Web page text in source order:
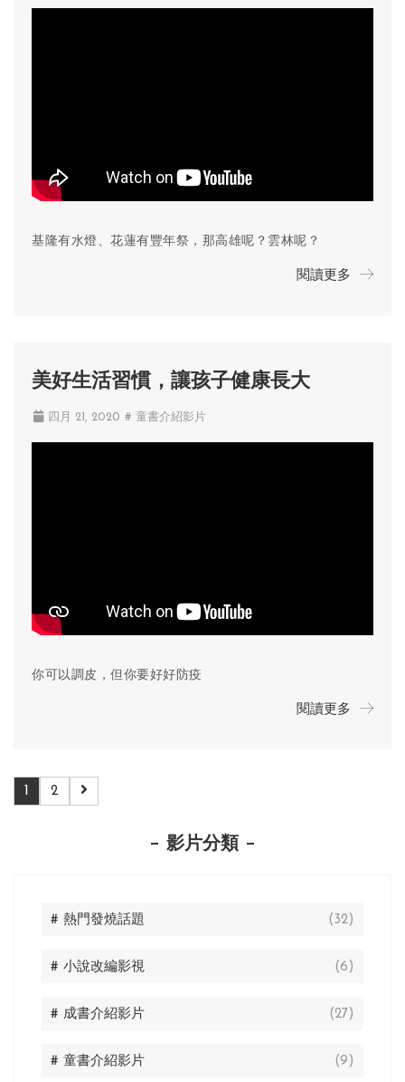
基隆有水燈、花蓮有豐年祭，那高雄呢？雲林呢？
閱讀更多
美好生活習慣，讓孩子健康長大
四月 21, 2020 # 童書介紹影片
你可以調皮，但你要好好防疫
閱讀更多
1 2
影片分類
# 熱門發燒話題 (32)
# 小說改編影視 (6)
# 成書介紹影片 (27)
# 童書介紹影片 (9)